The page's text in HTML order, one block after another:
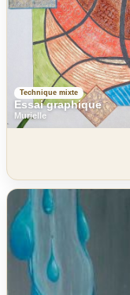
Technique mixte
Essai graphique
Murielle